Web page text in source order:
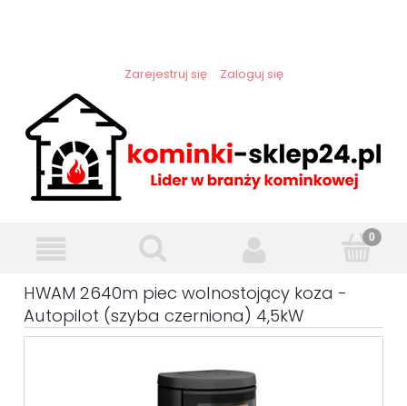
Zarejestruj się Zaloguj się
HWAM 2640m piec wolnostojący koza -
Autopilot (szyba czerniona) 4,5kW